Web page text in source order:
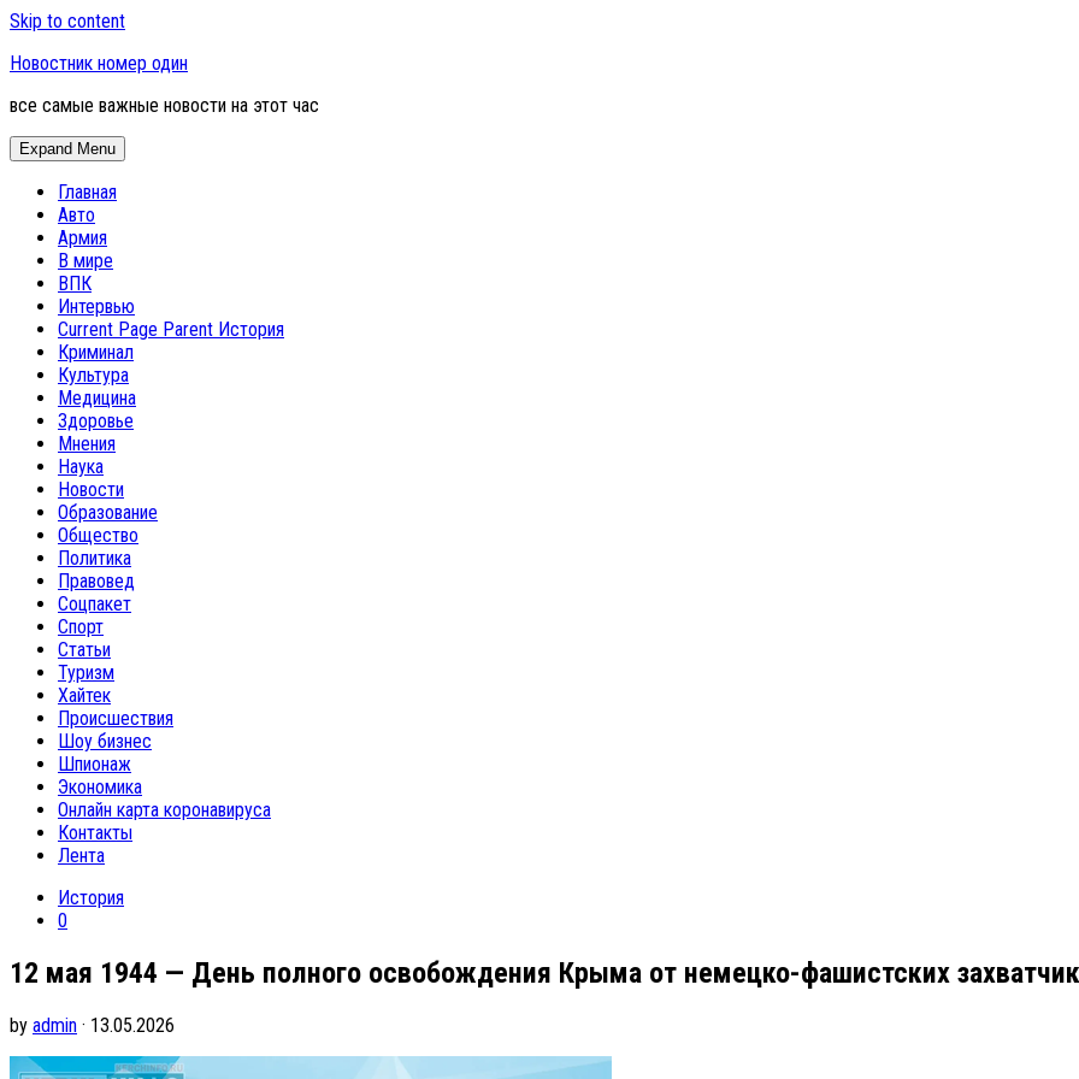
Skip to content
Новостник номер один
все самые важные новости на этот час
Expand Menu
Главная
Авто
Армия
В мире
ВПК
Интервью
Current Page Parent История
Криминал
Культура
Медицина
Здоровье
Мнения
Наука
Новости
Образование
Общество
Политика
Правовед
Соцпакет
Спорт
Статьи
Туризм
Хайтек
Происшествия
Шоу бизнес
Шпионаж
Экономика
Онлайн карта коронавируса
Контакты
Лента
История
0
12 мая 1944 — День полного освобождения Крыма от немецко-фашистских
by admin · 13.05.2026